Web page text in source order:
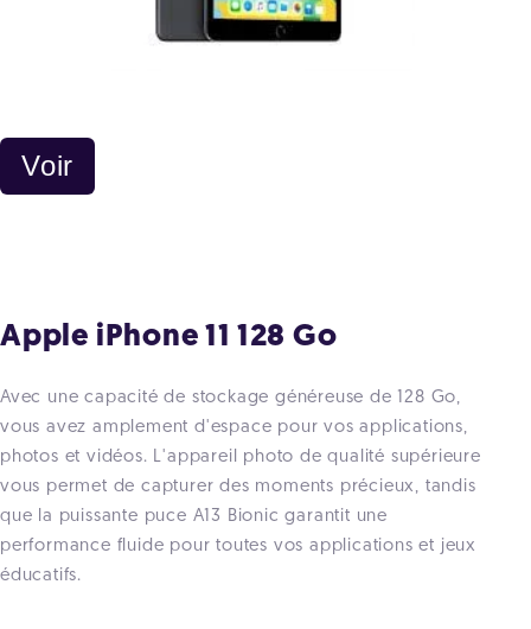
Voir
Apple iPhone 11 128 Go
Avec une capacité de stockage généreuse de 128 Go,
vous avez amplement d'espace pour vos applications,
photos et vidéos. L'appareil photo de qualité supérieure
vous permet de capturer des moments précieux, tandis
que la puissante puce A13 Bionic garantit une
performance fluide pour toutes vos applications et jeux
éducatifs.